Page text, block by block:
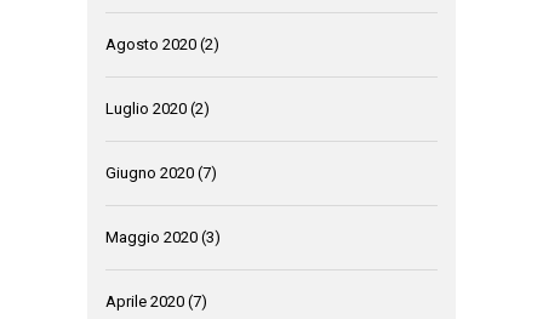
Agosto 2020 (2)
Luglio 2020 (2)
Giugno 2020 (7)
Maggio 2020 (3)
Aprile 2020 (7)